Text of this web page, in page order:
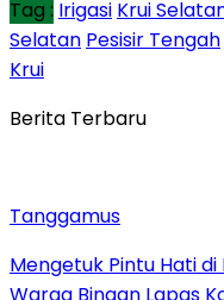
Tag : Irigasi Krui
Selatan Pesisir Tengah
Krui
Berita Terbaru
Tanggamus
Mengetuk Pintu Hati
Warga Binaan Lapas